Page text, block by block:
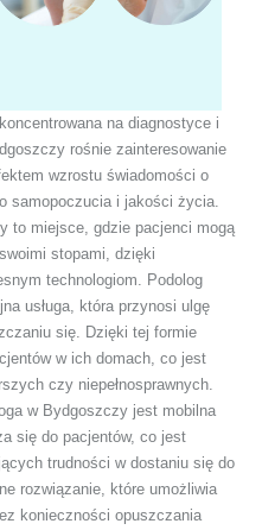
na diagnostyce i
rośnie zainteresowanie
wzrostu świadomości o
samopoczucia i jakości życia.
to miejsce, gdzie pacjenci mogą
stopami, dzięki
technologiom. Podolog
usługa, która przynosi ulgę
się. Dzięki tej formie
w ich domach, co jest
czy niepełnosprawnych.
w Bydgoszczy jest mobilna
się do pacjentów, co jest
trudności w dostaniu się do
rozwiązanie, które umożliwia
konieczności opuszczania